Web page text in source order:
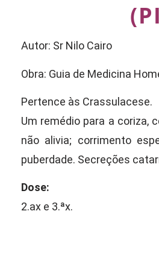
Autor: Sr Nilo Cairo
Obra: Guia de Medicina
Pertence às Crassulacese.
Um remédio para a coriza,
não alivia; corrimento
puberdade. Secreções
Dose:
2.ax e 3.ªx.